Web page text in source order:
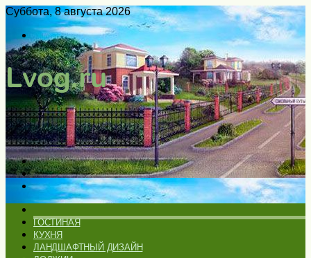
Суббота, 8 августа 2026
Войти
Switch
skin
Меню
Искать
Switch
skin
ГОСТИНАЯ
КУХНЯ
ЛАНДШАФТНЫЙ ДИЗАЙН